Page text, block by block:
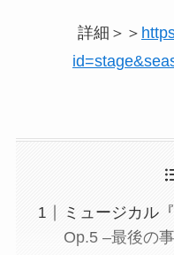
詳細＞＞
ミュージカル
Op.5 –最後の